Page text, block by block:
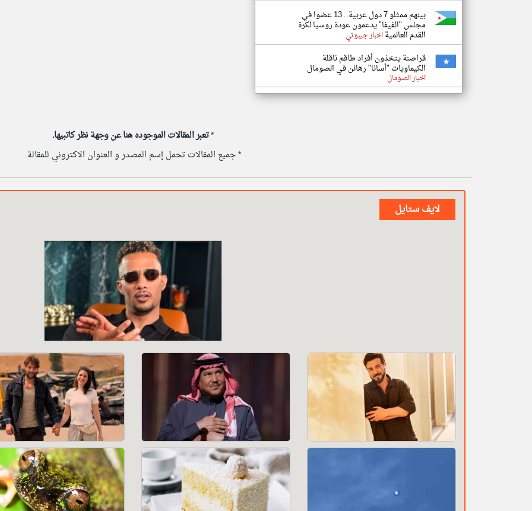
بينهم ممثلو 7 دول عربية.. 13 عضوا في
مجلس "الفيفا" يدعمون عودة روسيا لكرة
القدم العالميةاخبار جيبوتي
قراصنة يتخذون أفراد طاقم ناقلة
الكيماويات "أسانا" رهائن في الصومال
اخبار الصومال
*تعبر المقالات الموجوده هنا عن وجهة نظر كاتبيها.
* جميع المقالات تحمل إسم المصدر و العنوان الاكتروني للمقالة.
لايف ستايل